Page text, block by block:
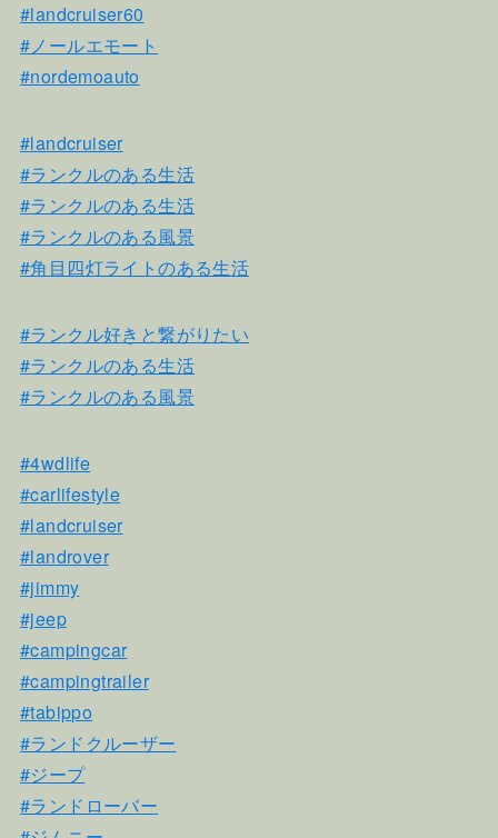
#landcruiser60
#ノールエモート
#nordemoauto
#landcruiser
#ランクルのある生活
#ランクルのある生活
#ランクルのある風景
#角目四灯ライトのある生活
#ランクル好きと繋がりたい
#ランクルのある生活
#ランクルのある風景
#4wdlife
#carlifestyle
#landcruiser
#landrover
#jimmy
#jeep
#campingcar
#campingtrailer
#tabippo
#ランドクルーザー
#ジープ
#ランドローバー